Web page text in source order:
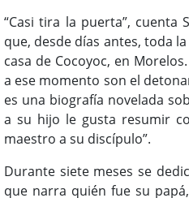
“Casi tira la puerta”, cuenta
que, desde días antes, toda
casa de Cocoyoc, en
a ese momento son el
es una biografía novelada
a su hijo le gusta resumir
maestro a su discípulo”.
Durante siete meses se
que narra quién fue su